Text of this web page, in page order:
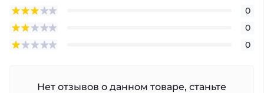
0
0
0
Нет отзывов о данном товаре, станьте